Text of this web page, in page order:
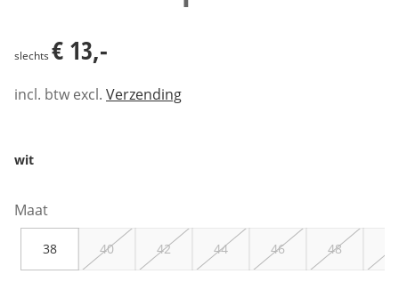
slechts € 13,-
incl. btw excl. Verzending
wit
Maat
38 40 42 44 46 48